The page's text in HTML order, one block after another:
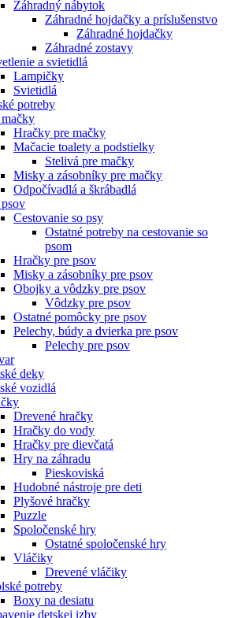
Záhradný nábytok
Záhradné hojdačky a príslušenstvo
Záhradné hojdačky
Záhradné zostavy
a svietidlá
Lampičky
Svietidlá
potreby
Hračky pre mačky
Mačacie toalety a podstielky
Stelivá pre mačky
Misky a zásobníky pre mačky
Odpočívadlá a škrábadlá
Cestovanie so psy
Ostatné potreby na cestovanie so
psom
Hračky pre psov
Misky a zásobníky pre psov
Obojky a vôdzky pre psov
Vôdzky pre psov
Ostatné pomôcky pre psov
Pelechy, búdy a dvierka pre psov
Pelechy pre psov
deky
vozidlá
Drevené hračky
Hračky do vody
Hračky pre dievčatá
Hry na záhradu
Pieskoviská
Hudobné nástroje pre deti
Plyšové hračky
Puzzle
Spoločenské hry
Ostatné spoločenské hry
Vláčiky
Drevené vláčiky
potreby
Boxy na desiatu
detskej izby